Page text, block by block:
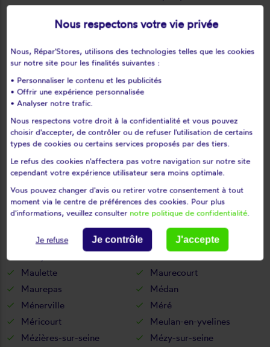
Le tartre-gaudran
Le tertre-saint-denis
Les alluets-le-roi
Les bréviaires
Les clayes-sous-bois
Les essarts-le-roi
Les loges-en-josas
Les mureaux
Limay
Limetz-villez
Lommoye
Longnes
Longvilliers
Louveciennes
L'étang-la-ville
Magnanville
Magny-les-hameaux
Maisons-laffitte
Mantes-la-jolie
Mantes-la-ville
Mareil-marly
Mareil-sur-mauldre
Maulette
Maurecourt
Maurepas
Médan
Ménerville
Méré
Méricourt
Meulan-en-yvelines
Mézières-sur-seine
Mézy-sur-seine
Nous respectons votre vie privée
Nous, Répar'Stores, utilisons des technologies telles que les cookies
sur notre site pour les finalités suivantes :
• Personnaliser le contenu et les publicités
• Offrir une expérience personnalisée
• Analyser notre trafic.
Nous respectons votre droit à la confidentialité et vous pouvez
choisir d'accepter, de contrôler ou de refuser l'utilisation de certains
types de cookies ou certains services proposés par des tiers.
Le refus des cookies n'affectera pas votre navigation sur notre site
cependant votre expérience utilisateur sera moins optimale.
Vous pouvez changer d'avis ou retirer votre consentement à tout
moment via le centre de préférences des cookies. Pour plus
d'informations, veuillez consulter notre politique de confidentialité.
Je refuse Je contrôle J'accepte